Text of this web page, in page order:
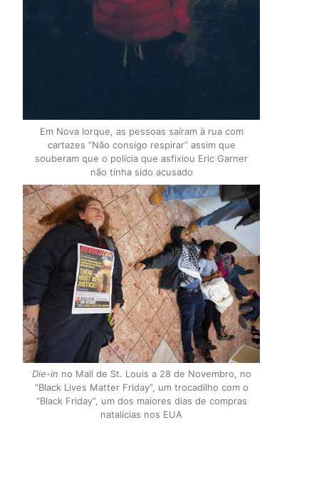
Em Nova Iorque, as pessoas saíram à rua com
cartazes “Não consigo respirar” assim que
souberam que o polícia que asfixiou Eric Garner
não tinha sido acusado
Die-in no Mall de St. Louis a 28 de Novembro, no
“Black Lives Matter Friday”, um trocadilho com o
“Black Friday”, um dos maiores dias de compras
natalícias nos EUA